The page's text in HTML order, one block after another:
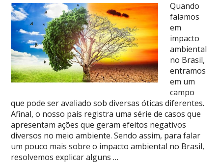
Quando
falamos
em
impacto
ambiental
no Brasil,
entramos
em um
campo
que pode ser avaliado sob diversas óticas diferentes.
Afinal, o nosso país registra uma série de casos que
apresentam ações que geram efeitos negativos
diversos no meio ambiente. Sendo assim, para falar
um pouco mais sobre o impacto ambiental no Brasil,
resolvemos explicar alguns …